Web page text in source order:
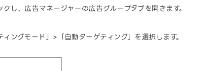
し、広告マネージャーの広告グループタブを開きます。
ングモード」>「自動ターゲティング」を選択します。